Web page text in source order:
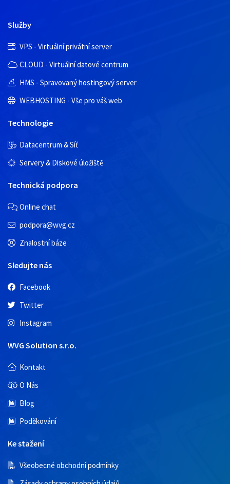
Služby
VPS - Virtuální privátní server
CLOUD - Virtuální datové centrum
HMS - Spravovaný hostingový server
WEBHOSTING - Vše pro váš web
Technologie
Datacentrum & Síť
Servery & Diskové úložiště
Technická podpora
Online chat
podpora@wvg.cz
Znalostní báze
Sledujte nás
Facebook
Twitter
Instagram
WVG Solution s.r.o.
Kontakt
O Nás
Blog
Poděkování
Ke stažení
Všeobecné obchodní podmínky